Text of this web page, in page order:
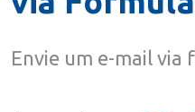
Envie um e-mail via